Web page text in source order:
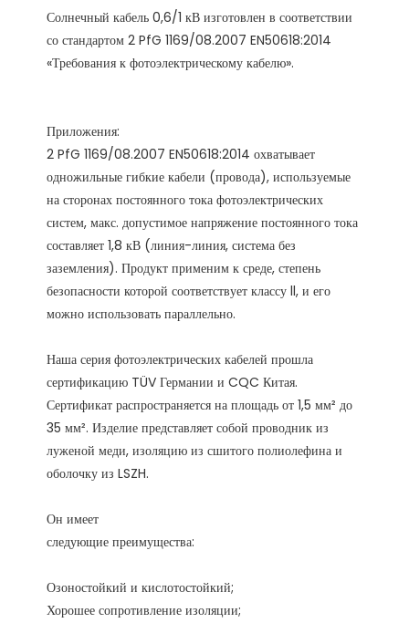
Солнечный кабель 0,6/1 кВ изготовлен в соответствии
со стандартом 2 PfG 1169/08.2007 EN50618:2014
Приложения:
2 PfG 1169/08.2007 EN50618:2014 охватывает
одножильные гибкие кабели (провода), используемые
на сторонах постоянного тока фотоэлектрических
систем, макс. допустимое напряжение постоянного тока
составляет 1,8 кВ (линия-линия, система без
заземления). Продукт применим к среде, степень
безопасности которой соответствует классу ll, и его
Наша серия фотоэлектрических кабелей прошла
сертификацию TÜV Германии и CQC Китая.
Сертификат распространяется на площадь от 1,5 мм² до
35 мм². Изделие представляет собой проводник из
луженой меди, изоляцию из сшитого полиолефина и
Озоностойкий и кислотостойкий;
Хорошее сопротивление изоляции;